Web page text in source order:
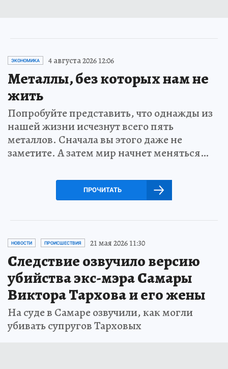
ЭКОНОМИКА 4 августа 2026 12:06
Металлы, без которых нам не
жить
Попробуйте представить, что однажды из
нашей жизни исчезнут всего пять
металлов. Сначала вы этого даже не
заметите. А затем мир начнет меняться…
ПРОЧИТАТЬ
НОВОСТИ ПРОИСШЕСТВИЯ 21 мая 2026 11:30
Следствие озвучило версию
убийства экс-мэра Самары
Виктора Тархова и его жены
На суде в Самаре озвучили, как могли
убивать супругов Тарховых